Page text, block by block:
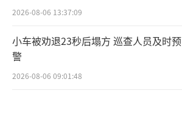
2026-08-06 13:37:09
小车被劝退23秒后塌方 巡查人员及时预
警
2026-08-06 09:01:48